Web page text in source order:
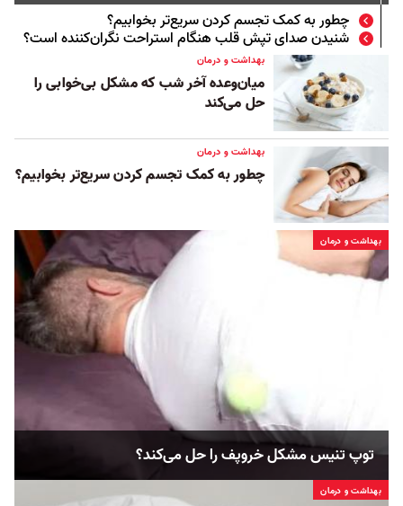
چطور به کمک تجسم کردن سریع‌تر بخوابیم؟
شنیدن صدای تپش قلب هنگام استراحت نگران‌کننده است؟
بهداشت و درمان
میان‌وعد‌ه آخر شب که مشکل بی‌خوابی را
حل می‌کند
بهداشت و درمان
چطور به کمک تجسم کردن سریع‌تر بخوابیم؟
بهداشت و درمان
توپ تنیس مشکل خروپف را حل می‌کند؟
بهداشت و درمان